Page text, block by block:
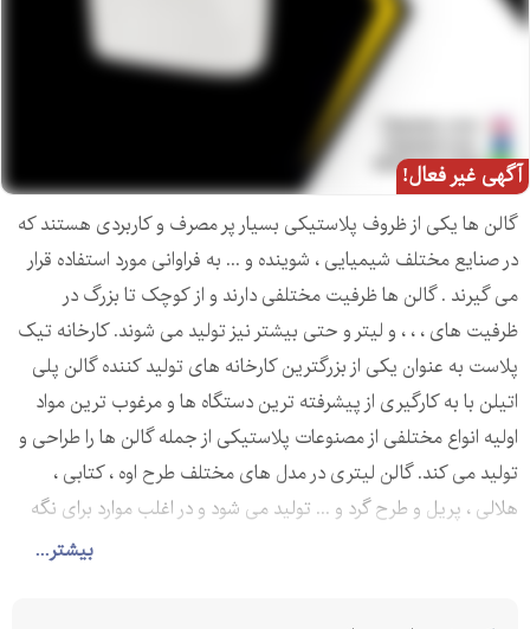
آگهی غیر فعال!
بیشتر...
گالن ها یکی از ظروف پلاستیکی بسیار پر مصرف و کاربردی هستند که
در صنایع مختلف شیمیایی ، شوینده و ... به فراوانی مورد استفاده قرار
می گیرند . گالن ها ظرفیت مختلفی دارند و از کوچک تا بزرگ در
ظرفیت های ، ، ، و لیتر و حتی بیشتر نیز تولید می شوند. کارخانه تیک
پلاست به عنوان یکی از بزرگترین کارخانه های تولید کننده گالن پلی
اتیلن با به کارگیری از پیشرفته ترین دستگاه ها و مرغوب ترین مواد
اولیه انواع مختلفی از مصنوعات پلاستیکی از جمله گالن ها را طراحی و
تولید می کند. گالن لیتری در مدل های مختلف طرح اوه ، کتابی ،
هلالی ، پریل و طرح گرد و ... تولید می شود و در اغلب موارد برای نگه
داری مایع ظرفشویی و دستشویی مورد استفاده قرار می گیرند.